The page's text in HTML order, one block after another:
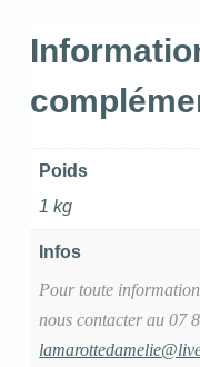
Poids
1 kg
Infos
Pour toute
nous contacter au 07